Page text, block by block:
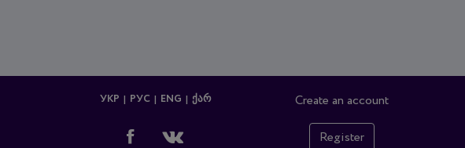
УКР РУС ENG ᲥᲐᲠ Create an account
Register